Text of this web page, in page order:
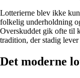
Lotterierne blev ikke
folkelig underholdning
Overskuddet gik ofte til
tradition, der stadig
Det moderne